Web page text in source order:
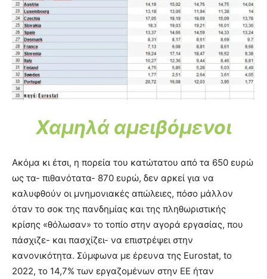
Χαμηλά αμειβόμενοι
Ακόμα κι έτσι, η πορεία του κατώτατου από τα 650 ευρώ
ως τα- πιθανότατα- 870 ευρώ, δεν αρκεί για να
καλυφθούν οι μνημονιακές απώλειες, πόσο μάλλον
όταν το σοκ της πανδημίας και της πληθωριστικής
κρίσης «θόλωσαν» το τοπίο στην αγορά εργασίας, που
πάσχιζε- και πασχίζει- να επιστρέψει στην
κανονικότητα. Σύμφωνα με έρευνα της Eurostat, tο
2022, το 14,7% των εργαζομένων στην ΕΕ ήταν